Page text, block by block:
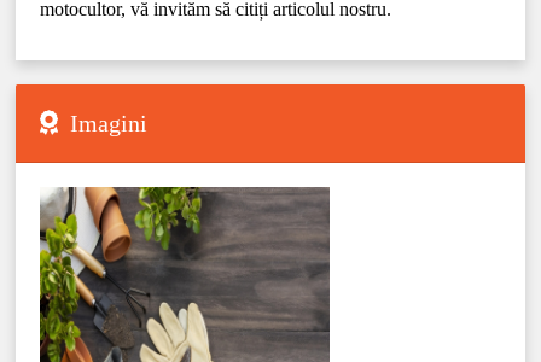
motocultor, vă invităm să citiți articolul nostru.
Imagini